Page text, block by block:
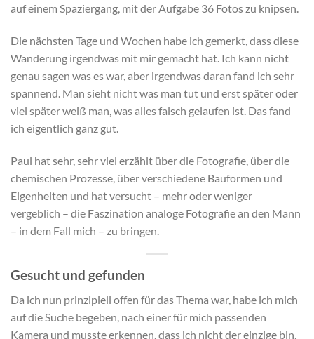
auf einem Spaziergang, mit der Aufgabe 36 Fotos zu knipsen.
Die nächsten Tage und Wochen habe ich gemerkt, dass diese
Wanderung irgendwas mit mir gemacht hat. Ich kann nicht
genau sagen was es war, aber irgendwas daran fand ich sehr
spannend. Man sieht nicht was man tut und erst später oder
viel später weiß man, was alles falsch gelaufen ist. Das fand
ich eigentlich ganz gut.
Paul hat sehr, sehr viel erzählt über die Fotografie, über die
chemischen Prozesse, über verschiedene Bauformen und
Eigenheiten und hat versucht – mehr oder weniger
vergeblich – die Faszination analoge Fotografie an den Mann
– in dem Fall mich – zu bringen.
Gesucht und gefunden
Da ich nun prinzipiell offen für das Thema war, habe ich mich
auf die Suche begeben, nach einer für mich passenden
Kamera und musste erkennen, dass ich nicht der einzige bin,